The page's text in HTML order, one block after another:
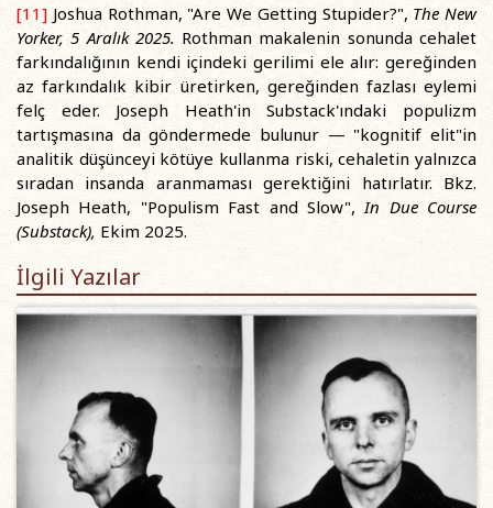
[11] Joshua Rothman, "Are We Getting Stupider?", The New
Yorker, 5 Aralık 2025. Rothman makalenin sonunda cehalet
farkındalığının kendi içindeki gerilimi ele alır: gereğinden
az farkındalık kibir üretirken, gereğinden fazlası eylemi
felç eder. Joseph Heath'in Substack'ındaki populizm
tartışmasına da göndermede bulunur — "kognitif elit"in
analitik düşünceyi kötüye kullanma riski, cehaletin yalnızca
sıradan insanda aranmaması gerektiğini hatırlatır. Bkz.
Joseph Heath, "Populism Fast and Slow", In Due Course
(Substack), Ekim 2025.
İlgili Yazılar